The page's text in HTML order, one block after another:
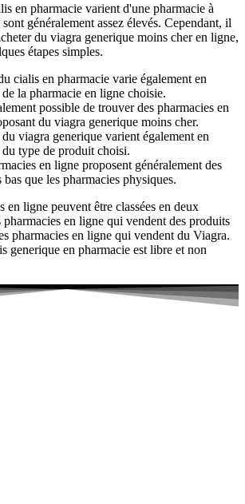
en pharmacie varient d'une pharmacie à
généralement assez élevés. Cependant, il
du viagra generique moins cher en ligne,
étapes simples.
cialis en pharmacie varie également en
la pharmacie en ligne choisie.
possible de trouver des pharmacies en
du viagra generique moins cher.
viagra generique varient également en
type de produit choisi.
en ligne proposent généralement des
que les pharmacies physiques.
en ligne peuvent être classées en deux
pharmacies en ligne qui vendent des produits
pharmacies en ligne qui vendent du Viagra.
generique en pharmacie est libre et non